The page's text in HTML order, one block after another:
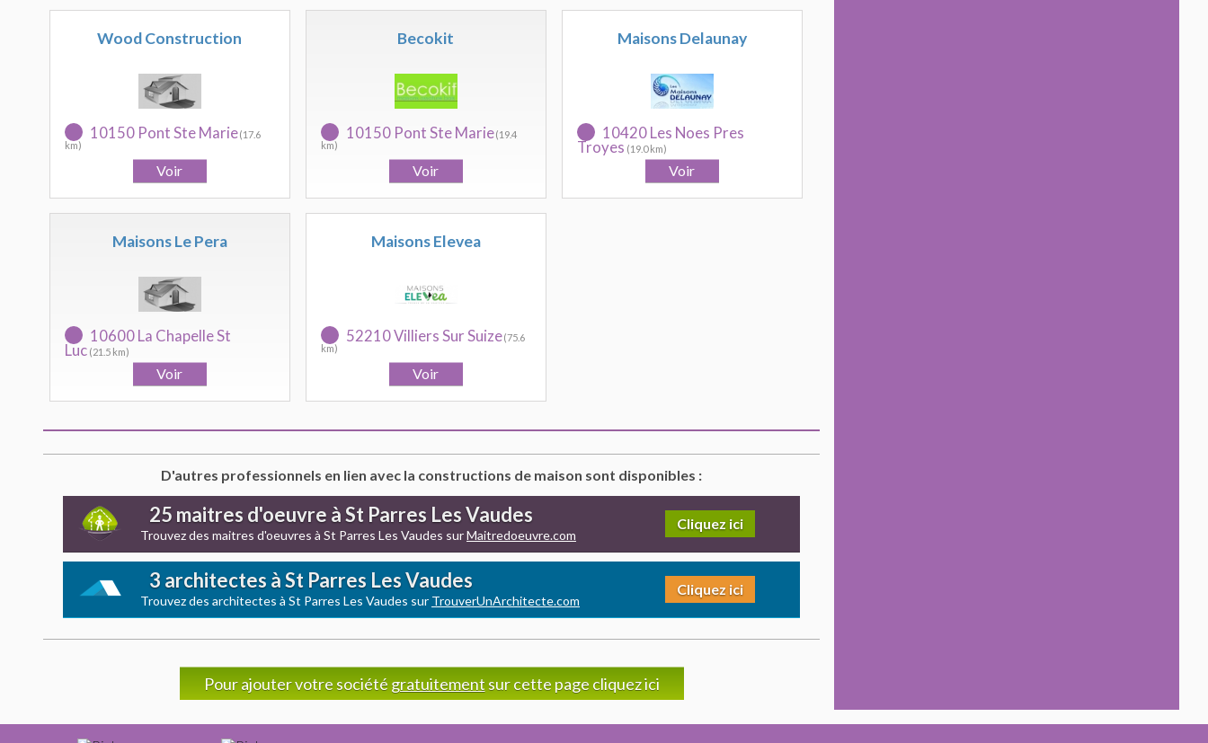
Wood Construction
10150 Pont Ste Marie(17.6
km)
Becokit
10150 Pont Ste Marie(19.4
km)
Maisons Delaunay
10420 Les Noes Pres
Troyes (19.0 km)
Maisons Le Pera
10600 La Chapelle St
Luc (21.5 km)
Maisons Elevea
52210 Villiers Sur Suize(75.6
km)
D'autres professionnels en lien avec la constructions de maison sont disponibles :
25 maitres d'oeuvre à St Parres Les Vaudes
Trouvez des maitres d'oeuvres à St Parres Les Vaudes surMaitredoeuvre.com
Cliquez ici
3 architectes à St Parres Les Vaudes
Trouvez des architectes à St Parres Les Vaudes sur TrouverUnArchitecte.com
Cliquez ici
Pour ajouter votre société gratuitement sur cette page cliquez ici